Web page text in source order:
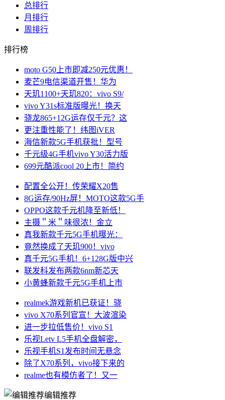
总排行
月排行
周排行
排行榜
moto G50上市即减250元优惠！
麦芒9电信渠道开售！华为
天玑1100+天玑820：vivo S9/
vivo Y31s标准版曝光！换天
骁龙865+12G运存仅千元？这
更注重性能了！纬图iVER
海信新款5G手机获批！型号
千元级4G手机vivo Y30活力版
699元酷派cool 20上市！简约
配置全公开！传荣耀X20售
8G运存/90Hz屏！MOTO这款5G手
OPPO这款千元机降至新低！
主摄＂米＂味很浓！金立
真我新款千元5G手机曝光：
竟然换成了天玑900！vivo
真千元5G手机！6+128G版中兴
联发科发布两款6nm新芯天
小黄蜂新款千元5G手机上市
realmek游戏新机已获证！骁
vivo X70系列官宣！大波渲染
进一步拉低售价！vivo S1
乐视Letv L5手机全盘解密，
乐视手机S1发布时间无悬念
除了X70系列，vivo接下来的
realme也有模仿者了！又一
编辑推荐